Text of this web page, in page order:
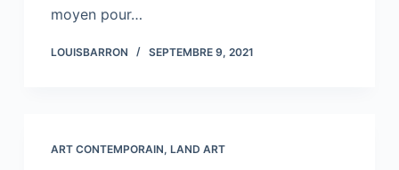
moyen pour…
LOUISBARRON SEPTEMBRE 9, 2021
ART CONTEMPORAIN, LAND ART